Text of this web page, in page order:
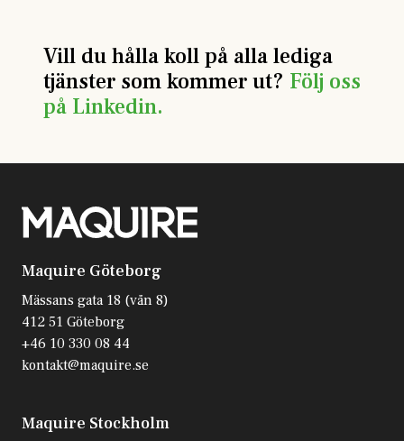
Vill du hålla koll på alla lediga
tjänster som kommer ut? Följ oss
på Linkedin.
Maquire Göteborg
Mässans gata 18 (vån 8)
412 51 Göteborg
+46 10 330 08 44
kontakt@maquire.se
Maquire Stockholm